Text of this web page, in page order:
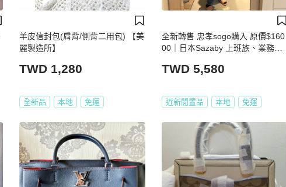
羊皮信封包(肩背/側背二用包) 【美
麗製造所】
TWD 1,280
全新品 本地 免運
全新轉售 忠孝sogo購入 原價$160
00｜日本Sazaby 上班族、業務、
背 兩用包
TWD 5,580
近新閒置品 本地 免運